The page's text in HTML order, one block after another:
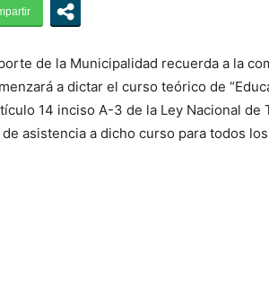
de la Municipalidad recuerda a la
a dictar el curso teórico de
14 inciso A-3 de la Ley Nacional de
asistencia a dicho curso para todos